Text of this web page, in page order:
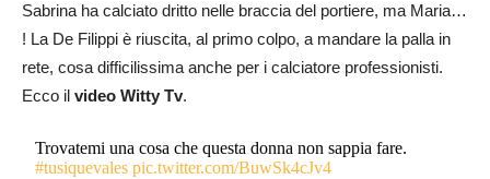
Sabrina ha calciato dritto nelle braccia del portiere, ma Maria…
! La De Filippi è riuscita, al primo colpo, a mandare la palla in
rete, cosa difficilissima anche per i calciatore professionisti.
Ecco il video Witty Tv.
Trovatemi una cosa che questa donna non sappia fare.
#tusiquevales pic.twitter.com/BuwSk4cJv4